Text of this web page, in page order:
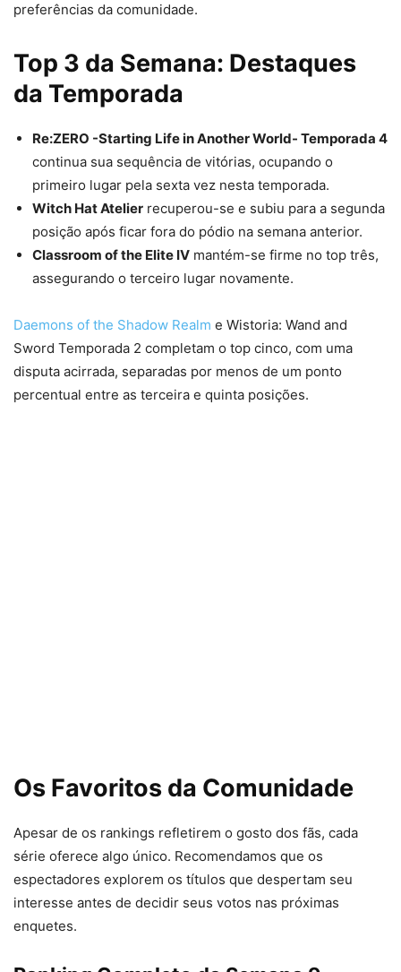
preferências da comunidade.
Top 3 da Semana: Destaques
da Temporada
Re:ZERO -Starting Life in Another World- Temporada 4
continua sua sequência de vitórias, ocupando o
primeiro lugar pela sexta vez nesta temporada.
Witch Hat Atelier recuperou-se e subiu para a segunda
posição após ficar fora do pódio na semana anterior.
Classroom of the Elite IV mantém-se firme no top três,
assegurando o terceiro lugar novamente.
Daemons of the Shadow Realm e Wistoria: Wand and
Sword Temporada 2 completam o top cinco, com uma
disputa acirrada, separadas por menos de um ponto
percentual entre as terceira e quinta posições.
Os Favoritos da Comunidade
Apesar de os rankings refletirem o gosto dos fãs, cada
série oferece algo único. Recomendamos que os
espectadores explorem os títulos que despertam seu
interesse antes de decidir seus votos nas próximas
enquetes.